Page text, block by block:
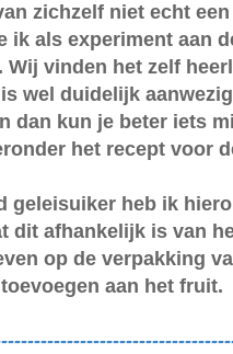
zichzelf niet echt
ik als experiment aan
Wij vinden het zelf
wel duidelijk
dan kun je beter iets
het recept voor
geleisuiker heb ik
dit afhankelijk is van
op de verpakking
aan het fruit.